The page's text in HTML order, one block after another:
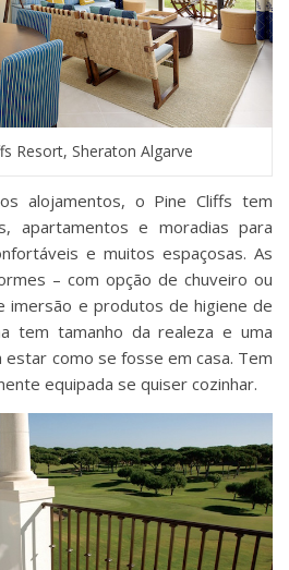
Resort, Sheraton Algarve
alojamentos, o Pine Cliffs tem
apartamentos e moradias para
e muitos espaçosas. As
– com opção de chuveiro ou
imersão e produtos de higiene de
tem tamanho da realeza e uma
estar como se fosse em casa. Tem
equipada se quiser cozinhar.